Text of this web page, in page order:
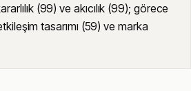
(99) ve akıcılık (99); görece
tasarımı (59) ve marka